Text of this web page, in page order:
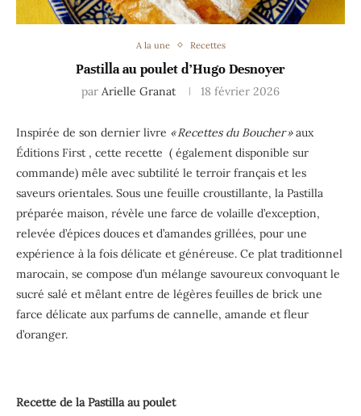
A la une Recettes
Pastilla au poulet d’Hugo Desnoyer
par Arielle Granat 18 février 2026
Inspirée de son dernier livre « Recettes du Boucher »aux
Éditions First , cette recette ( également disponible sur
commande) mêle avec subtilité le terroir français et les
saveurs orientales. Sous une feuille croustillante, la Pastilla
préparée maison, révèle une farce de volaille d’exception,
relevée d’épices douces et d’amandes grillées, pour une
expérience à la fois délicate et généreuse. Ce plat traditionnel
marocain, se compose d’un mélange savoureux convoquant le
sucré salé et mêlant entre de légères feuilles de brick une
farce délicate aux parfums de cannelle, amande et fleur
d’oranger.
Recette de la Pastilla au poulet